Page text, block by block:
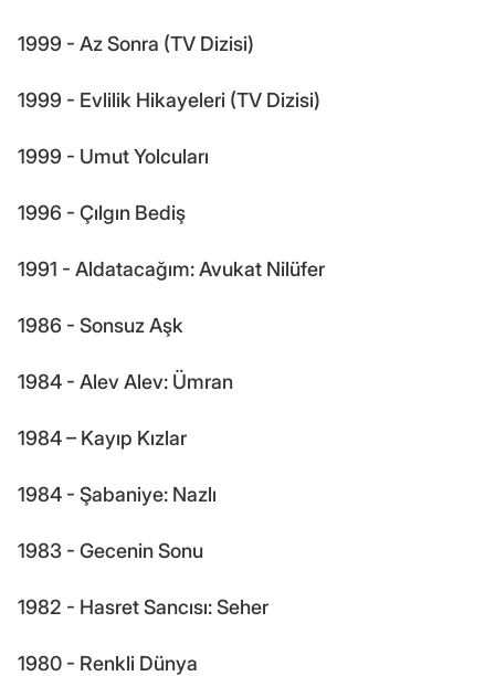
1999 - Az Sonra (TV Dizisi)
1999 - Evlilik Hikayeleri (TV Dizisi)
1999 - Umut Yolcuları
1996 - Çılgın Bediş
1991 - Aldatacağım: Avukat Nilüfer
1986 - Sonsuz Aşk
1984 - Alev Alev: Ümran
1984 – Kayıp Kızlar
1984 - Şabaniye: Nazlı
1983 - Gecenin Sonu
1982 - Hasret Sancısı: Seher
1980 - Renkli Dünya